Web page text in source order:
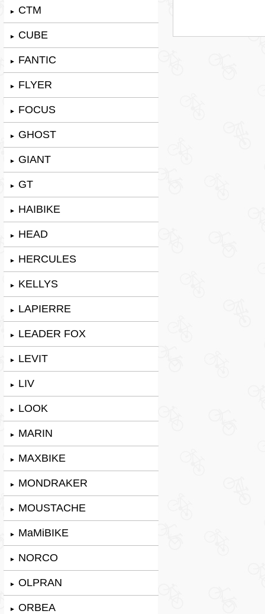
► CTM
► CUBE
► FANTIC
► FLYER
► FOCUS
► GHOST
► GIANT
► GT
► HAIBIKE
► HEAD
► HERCULES
► KELLYS
► LAPIERRE
► LEADER FOX
► LEVIT
► LIV
► LOOK
► MARIN
► MAXBIKE
► MONDRAKER
► MOUSTACHE
► MaMiBIKE
► NORCO
► OLPRAN
► ORBEA